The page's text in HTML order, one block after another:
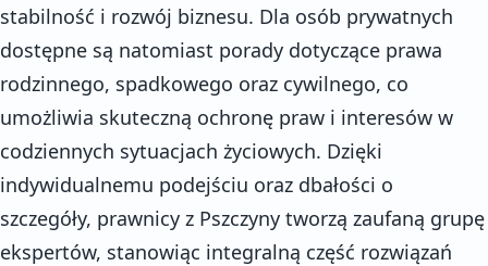
stabilność i rozwój biznesu. Dla osób prywatnych
dostępne są natomiast porady dotyczące prawa
rodzinnego, spadkowego oraz cywilnego, co
umożliwia skuteczną ochronę praw i interesów w
codziennych sytuacjach życiowych. Dzięki
indywidualnemu podejściu oraz dbałości o
szczegóły, prawnicy z Pszczyny tworzą zaufaną grupę
ekspertów, stanowiąc integralną część rozwiązań